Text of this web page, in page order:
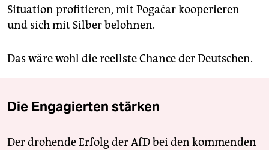
Situation profitieren, mit Pogačar kooperieren
und sich mit Silber belohnen.
Das wäre wohl die reellste Chance der Deutschen.
Die Engagierten stärken
Der drohende Erfolg der AfD bei den kommenden